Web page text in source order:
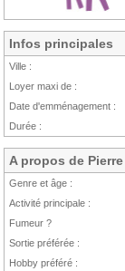
Infos principales
Ville :
Loyer maxi de :
Date d'emménagement :
Durée :
A propos de Pierre
Genre et âge :
Activité principale :
Fumeur ?
Sortie préférée :
Hobby préféré :